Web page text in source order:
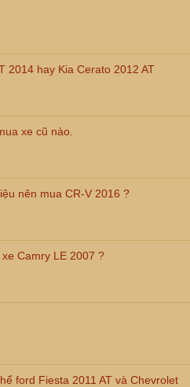
2014 hay Kia Cerato 2012 AT
xe cũ nào.
nên mua CR-V 2016 ?
Camry LE 2007 ?
ford Fiesta 2011 AT và Chevrolet